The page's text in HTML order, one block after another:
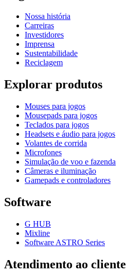
Nossa história
Carreiras
Investidores
Imprensa
Sustentabilidade
Reciclagem
Explorar produtos
Mouses para jogos
Mousepads para jogos
Teclados para jogos
Headsets e áudio para jogos
Volantes de corrida
Microfones
Simulação de voo e fazenda
Câmeras e iluminação
Gamepads e controladores
Software
G HUB
Mixline
Software ASTRO Series
Atendimento ao cliente